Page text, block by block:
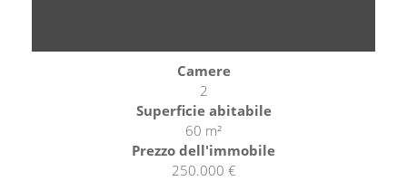
Camere
2
Superficie abitabile
60 m²
Prezzo dell'immobile
250.000 €